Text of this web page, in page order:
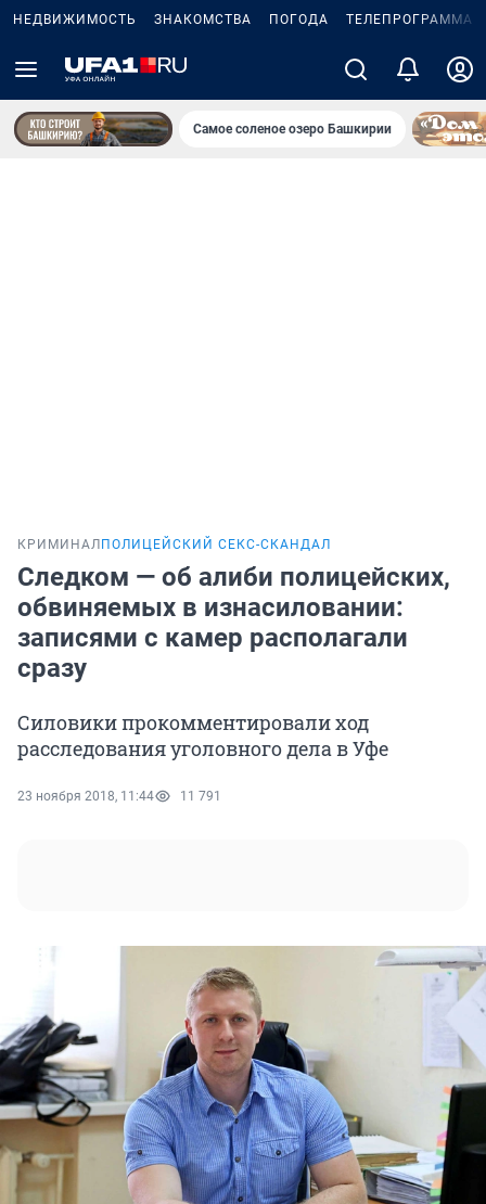
НЕДВИЖИМОСТЬ ЗНАКОМСТВА ПОГОДА ТЕЛЕПРОГРАММА
Самое соленое озеро Башкирии
КРИМИНАЛ ПОЛИЦЕЙСКИЙ СЕКС-СКАНДАЛ
Следком — об алиби полицейских,
обвиняемых в изнасиловании:
записями с камер располагали
сразу
Силовики прокомментировали ход
расследования уголовного дела в Уфе
23 ноября 2018, 11:44 11 791